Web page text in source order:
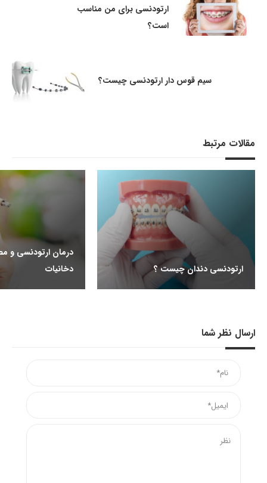
ارتودنسی برای من مناسب
است؟
سیم قوس دار ارتودنسی چیست؟
مقالات مرتبط
ارتودنسی دندان چیست ؟
درمان ارتودنسی و
دخانیات
ارسال نظر شما